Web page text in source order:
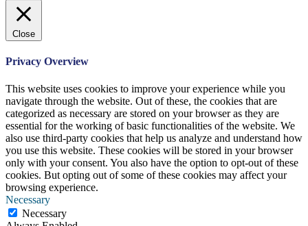
Close
Privacy Overview
This website uses cookies to improve your experience while you
navigate through the website. Out of these, the cookies that are
categorized as necessary are stored on your browser as they are
essential for the working of basic functionalities of the website. We
also use third-party cookies that help us analyze and understand how
you use this website. These cookies will be stored in your browser
only with your consent. You also have the option to opt-out of these
cookies. But opting out of some of these cookies may affect your
browsing experience.
Necessary
Necessary